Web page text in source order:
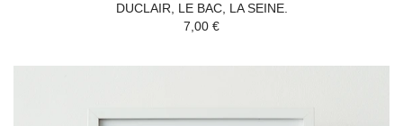
DUCLAIR, LE BAC, LA SEINE.
7,00 €